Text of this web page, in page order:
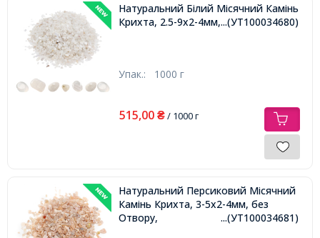
Натуральний Білий Місячний Камінь
Крихта, 2.5-9х2-4мм, без Отвору,
...(УТ100034680)
Упак.: 1000 г
515,00 ₴/ 1000 г
Натуральний Персиковий Місячний
Камінь Крихта, 3-5х2-4мм, без
Отвору,
...(УТ100034681)